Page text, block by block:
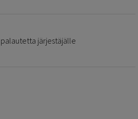
palautetta järjestäjälle